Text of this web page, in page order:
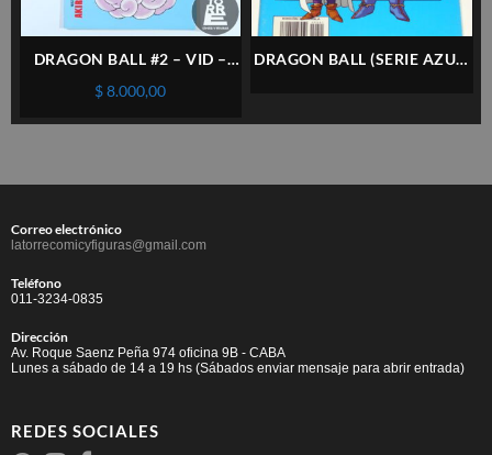
DRAGON BALL #2 – VID –
ESPAÑOL
$8.000,00
DRAGON BALL (SERIE AZUL)
Correo electrónico
latorrecomicyfiguras@gmail.com
Teléfono
011-3234-0835
Dirección
Av. Roque Saenz Peña 974 oficina 9B - CABA
Lunes a sábado de 14 a 19 hs (Sábados enviar mensaje para abrir entrada)
REDES SOCIALES